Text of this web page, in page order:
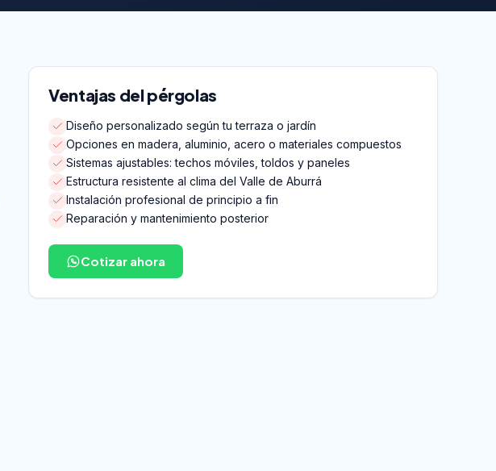
Ventajas del pérgolas
Diseño personalizado según tu terraza o jardín
Opciones en madera, aluminio, acero o materiales compuestos
Sistemas ajustables: techos móviles, toldos y paneles
Estructura resistente al clima del Valle de Aburrá
Instalación profesional de principio a fin
Reparación y mantenimiento posterior
Cotizar ahora